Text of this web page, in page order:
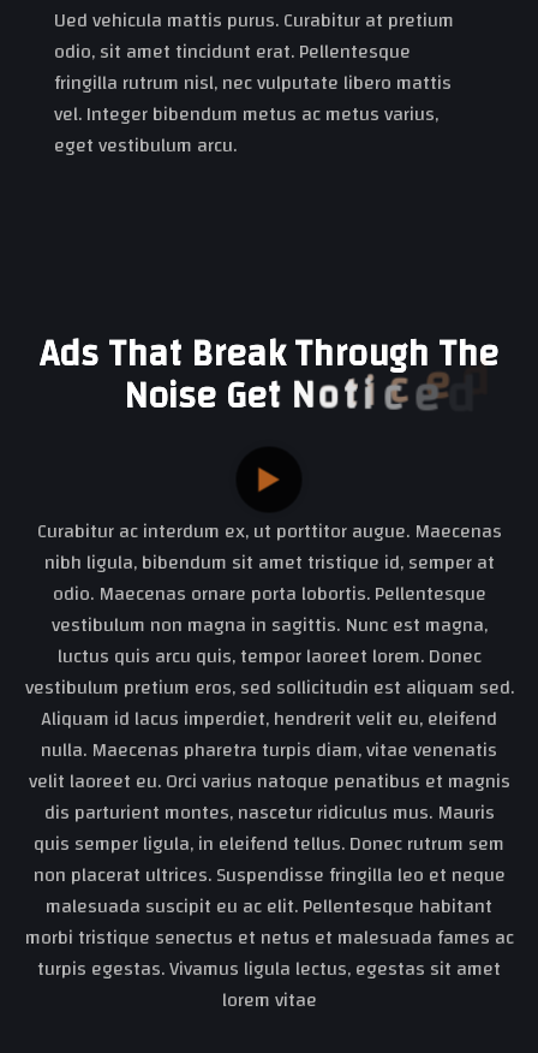
Ued vehicula mattis purus. Curabitur at pretium
odio, sit amet tincidunt erat. Pellentesque
fringilla rutrum nisl, nec vulputate libero mattis
vel. Integer bibendum metus ac metus varius,
eget vestibulum arcu.
AdsThatBreakThroughThe
NoiseGet Noticed
Curabitur ac interdum ex, ut porttitor augue. Maecenas
nibh ligula, bibendum sit amet tristique id, semper at
odio. Maecenas ornare porta lobortis. Pellentesque
vestibulum non magna in sagittis. Nunc est magna,
luctus quis arcu quis, tempor laoreet lorem. Donec
vestibulum pretium eros, sed sollicitudin est aliquam sed.
Aliquam id lacus imperdiet, hendrerit velit eu, eleifend
nulla. Maecenas pharetra turpis diam, vitae venenatis
velit laoreet eu. Orci varius natoque penatibus et magnis
dis parturient montes, nascetur ridiculus mus. Mauris
quis semper ligula, in eleifend tellus. Donec rutrum sem
non placerat ultrices. Suspendisse fringilla leo et neque
malesuada suscipit eu ac elit. Pellentesque habitant
morbi tristique senectus et netus et malesuada fames ac
turpis egestas. Vivamus ligula lectus, egestas sit amet
lorem vitae